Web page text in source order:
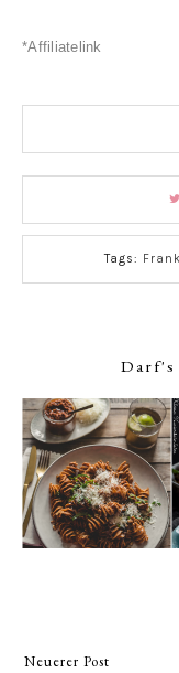
*Affiliatelink
Tags:
Darf's
Neuerer Post